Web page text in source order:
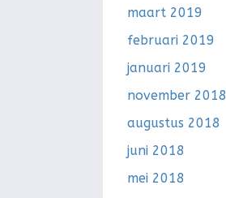
maart 2019
februari 2019
januari 2019
november 2018
augustus 2018
juni 2018
mei 2018